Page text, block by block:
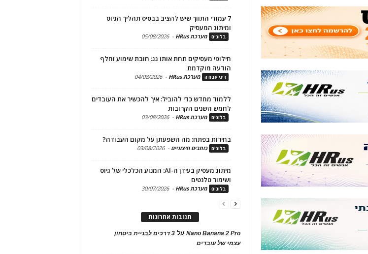
7 עמודי התווך שיש להציב בבסיס תהליך הגיוס
ומיתוג המעסיק
בלוגים מערכת HRus -
05/08/2026
חילופי מעסיקים תחת אותו גג: חובת שימוע וחלף
הודעה מוקדמת
דיני עבודה מערכת HRus -
04/08/2026
ללמוד מחדש כדי להוביל: איך להכשיר את העובדים
לחמש השנים הקרובות
בלוגים מערכת HRus -
03/08/2026
בחירות בפתח: מה השפעתן על מקום העבודה?
בלוגים כותבים חיצוניים -
03/08/2026
מיתוג מעסיק בעידן ה-AI: המנוע הכלכלי של גיוס
ושימור טלנטים
בלוגים מערכת HRus -
30/07/2026
תגובות אחרונות
Nano Banana 2 Proעל 3 דרכים לבניית ביטחון
עצמי של עובדים